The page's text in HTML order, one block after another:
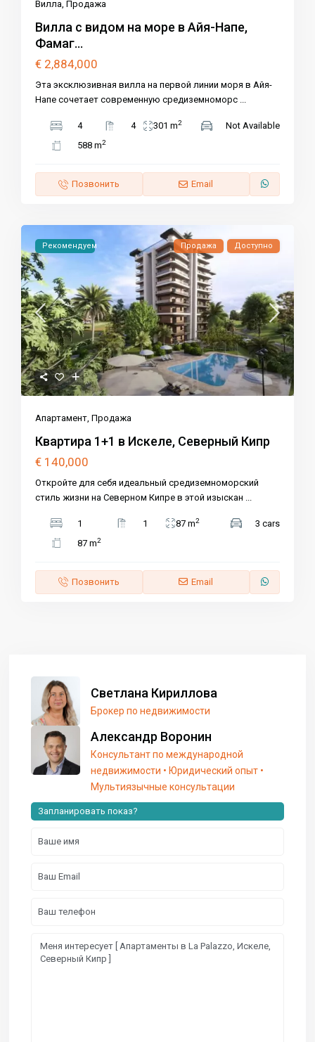
Вилла,Продажа
Вилла с видом на море в Айя-Напе,
Фамаг...
€ 2,884,000
Эта эксклюзивная вилла на первой линии моря в Айя-
Напе сочетает современную средиземноморс ...
4 4 301 m2
Not Available
588 m2
Позвонить Email
Рекомендуем Продажа Доступно
Апартамент ,Продажа
Квартира 1+1 в Искеле, Северный Кипр
€ 140,000
Откройте для себя идеальный средиземноморский
стиль жизни на Северном Кипре в этой изыскан
1 1 87 m2
3 cars
87 m2
Позвонить Email
Светлана Кириллова
Брокер по недвижимости
Александр Воронин
Консультант по международной
недвижимости • Юридический опыт •
Мультиязычные консультации
Запланировать показ?